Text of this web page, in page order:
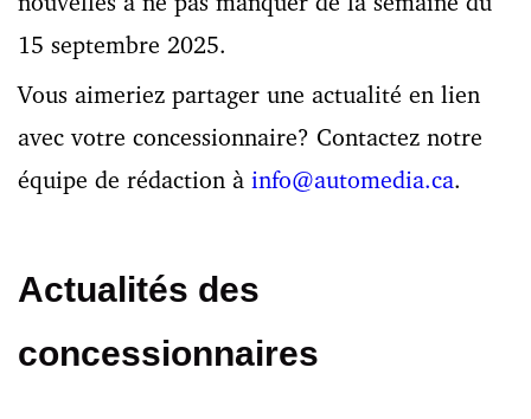
15 septembre 2025.
Vous aimeriez partager une actualité en lien
avec votre concessionnaire? Contactez notre
équipe de rédaction à info@automedia.ca.
Actualités des
concessionnaires